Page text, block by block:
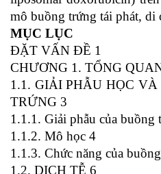
mô buồng trứng tái phát, di
MỤC LỤC
ĐẶT VẤN ĐỀ 1
CHƯƠNG 1. TỔNG
1.1. GIẢI PHẪU HỌC
TRỨNG 3
1.1.1. Giải phẫu của buồng
1.1.2. Mô học 4
1.1.3. Chức năng của
1.2. DỊCH TỄ 6